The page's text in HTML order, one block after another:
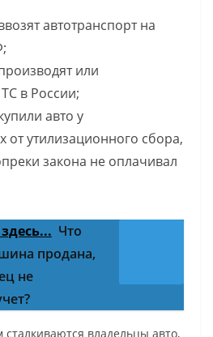
автотранспорт на
или
в России;
авто у
от утилизационного сбора,
закона не оплачивал
Что
продана,
не
владельцы авто,